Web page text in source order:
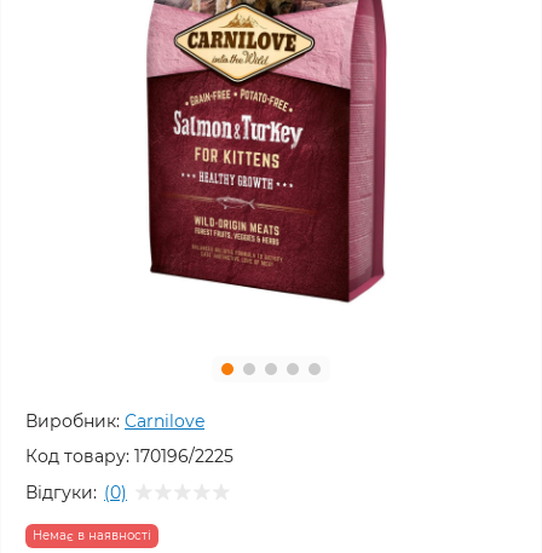
Виробник: Carnilove
Код товару: 170196/2225
Відгуки: (0)
Немає в наявності